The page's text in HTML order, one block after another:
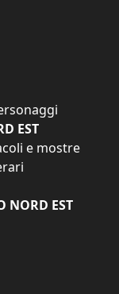
EST
e mostre
NORD EST